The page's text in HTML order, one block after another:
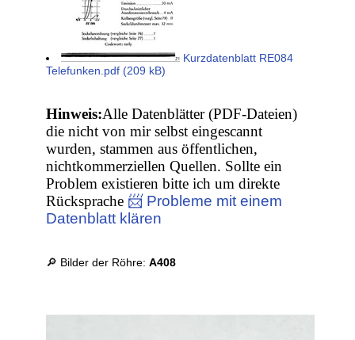
Kurzdatenblatt RE084
Telefunken.pdf (209 kB)
Hinweis:Alle Datenblätter (PDF-Dateien)
die nicht von mir selbst eingescannt
wurden, stammen aus öffentlichen,
nichtkommerziellen Quellen. Sollte ein
Problem existieren bitte ich um direkte
Rücksprache 📨 Probleme mit einem
Datenblatt klären
🔎 Bilder der Röhre:A408